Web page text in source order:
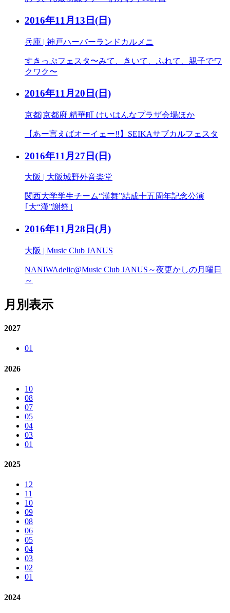
2016年11月13日(日)
兵庫 | 神戸ハーバーランドカルメニ
すきっぷフェスタ〜みて、きいて、ふれて、親子でワ
クワク〜
2016年11月20日(日)
京都|京都府 精華町 けいはんなプラザ会場ほか​
【あー言えばオーイェー‼︎】SEIKAサブカルフェスタ
2016年11月27日(日)
大阪 | 大阪城野外音楽堂
関西大学学生チーム“漢舞”結成十五周年記念公演
｢大“漢”謝祭｣
2016年11月28日(月)
大阪 | Music Club JANUS
NANIWAdelic@Music Club JANUS～夜更かしの月曜日
～
月別表示
2027
01
2026
10
08
07
05
04
03
01
2025
12
11
10
09
08
06
05
04
03
02
01
2024